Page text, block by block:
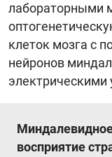
лабораторными
клеток мозга с
нейронов
электрическими
восприятие